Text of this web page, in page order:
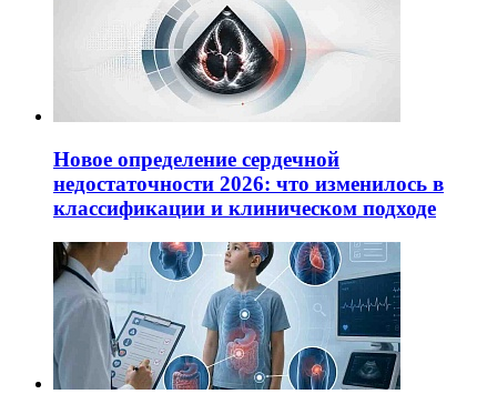
Новое определение сердечной
недостаточности 2026: что изменилось в
классификации и клиническом подходе